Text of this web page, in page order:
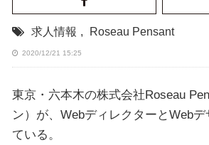
求人情報 , Roseau Pensant
2020/12/21 15:25
東京・六本木の株式会社Roseau
ン）が、WebディレクターとWeb
ている。